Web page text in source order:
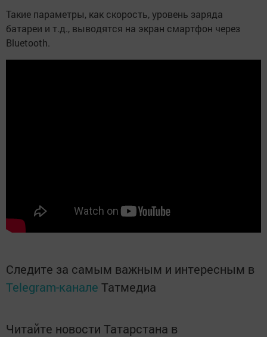
Такие параметры, как скорость, уровень заряда
батареи и т.д., выводятся на экран смартфон через
Bluetooth.
Следите за самым важным и интересным в
Telegram-канале Татмедиа
Читайте новости Татарстана в